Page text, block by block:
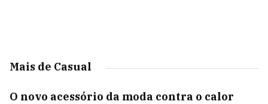
Mais de Casual
O novo acessório da moda contra o calor